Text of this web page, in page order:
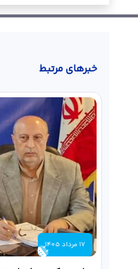
خبر‌های مرتبط
17 مرداد 1405